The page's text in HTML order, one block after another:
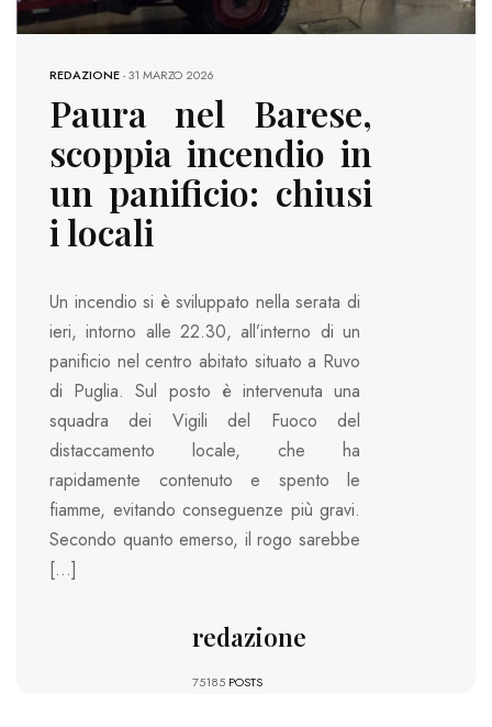
REDAZIONE-31 MARZO 2026
Paura nel Barese,
scoppia incendio in
un panificio: chiusi
i locali
Un incendio si è sviluppato nella serata di
ieri, intorno alle 22.30, all’interno di un
panificio nel centro abitato situato a Ruvo
di Puglia. Sul posto è intervenuta una
squadra dei Vigili del Fuoco del
distaccamento locale, che ha
rapidamente contenuto e spento le
fiamme, evitando conseguenze più gravi.
Secondo quanto emerso, il rogo sarebbe
[…]
redazione
75185 POSTS